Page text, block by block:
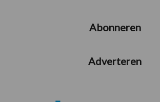
Abonneren
Adverteren